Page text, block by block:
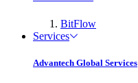
BitFlow
Services
Advantech Global Services